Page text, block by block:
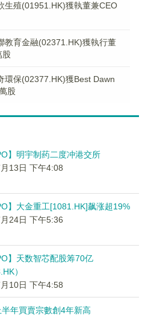
生殖(01951.HK)獲執董兼CEO
教育金融(02371.HK)獲執行董
股
環保(02377.HK)獲Best Dawn
股
】明宇制药二度冲港交所
13日 下午4:08
】大金重工[1081.HK]飙涨超19%
24日 下午5:36
】天数智芯配股筹70亿
）
10日 下午4:58
年買賣宗數創4年新高